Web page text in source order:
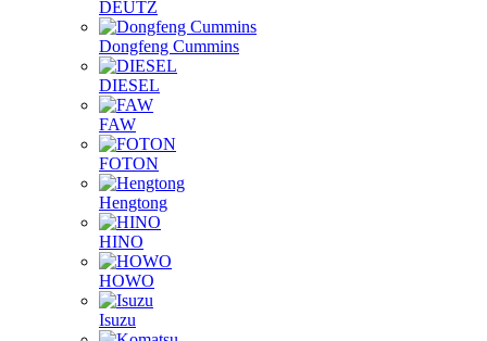
DEUTZ
Dongfeng Cummins
DIESEL
FAW
FOTON
Hengtong
HINO
HOWO
Isuzu